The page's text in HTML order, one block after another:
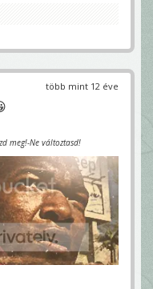
több mint 12 éve
meg!-Ne változtasd!